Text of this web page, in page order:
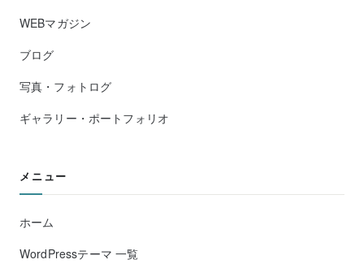
WEBマガジン
ブログ
写真・フォトログ
ギャラリー・ポートフォリオ
メニュー
ホーム
WordPressテーマ 一覧